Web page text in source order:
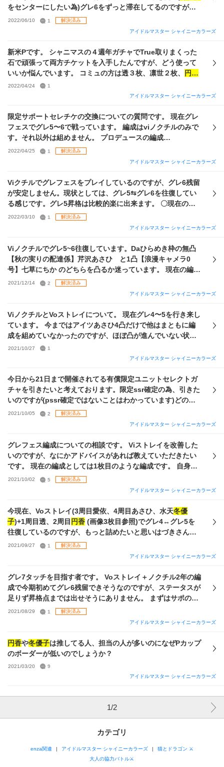
ったのですが、めいちゃんのSSRプロデュースアイドルはア
イドルロードしか所持していなくて悩んでいます。 フェスア
イドルはSTEPでの育成ばかりなので、GRADで育成すればま
ので、よければ教えてください。
したいと思います。ついでに次のセレチケや復刻の時の為
をセンターにしたい為)グレ6をずっと滞在してるのですが、
今回のハシルウマが思っていたより高性能な為、使ってしま
持しており、恒常であることを考慮しても視野に入れてしま
います 今回のガシャに関してはスタンプシート等も無い為、
無償ガシャは回さないつもりです VoとViに関しては、夏空へ
が出ません それを差し置いても先にこっちにすべきだろ！等
のない昔のカードに関しては未所持目立ちますが、ほとんど
ある状態です 助言いただければ幸いです。
2022/06/10 1
解決済み
アイドルマスター シャイニーカラーズ
新米Pです。 シャニマスの４週年ガチャでTrue取りまくった
石で頑張って両方チケットを入手したんですが、どう使って
いいか悩んでいます。 コミュの方は透３枚、凛世２枚、
円香
１枚 編成の方は甘奈２枚、恋鐘１枚、
上です。 持っているのも考えてどれを取ったらいいか教えて
2022/04/24
1
アイドルマスター シャイニーカラーズ
限定サポートセレチケの交換についての質問です。 現在グレ
フェスでグレ5〜6で戦っています。 編成はviノクチルのみで
す。それ以外は組めません。 プロデュースの編成
Ce【TRICK★★★】市川雛菜完凸 Le 【われにかへれ】杜野
円香 完凸 Da【手のひら
じ結びますか】福丸小糸も無凸ですが所持しています。 サポ
ートの編成 Voひらめき 【雨情】樋口
円香完凸円香のみ【ス
パイシーベリィーデコレイト】黛冬優子1凸 Daひらめき 【秋
式】風野灯織、1凸 【᙭−DAY】緋田美琴完凸 Meひらめき
【pooool】浅倉透、【LATE】緋田美琴です。 Viノクチルを
やる場合どちらを取るといいですか? また、その2つ以外で優
先すべきカードもあれば教えてください。 現在所持している
サポートSSRカードを貼っています。 サポートはづきさんは
3枚余っています。 よろしくお願いいたします。
2022/04/25 1
解決済み
アイドルマスター シャイニーカラーズ
Viクチルでグレフェスをプレイしているのですが、グレ6残留
が安定しません。現状としては、グレ5⇆グレ6を往復してい
る感じです。グレ5昇格は比較的楽に出来ます。 〇現在の手
札は Le:ピトス 円香完凸 Ce:trick雛菜 完凸 Vi:おみくじ小糸
完凸 と、無凸のつづく透・不機嫌あさひです。 (透には配達
の関係で入れてます。 〇はづきさんは P×1 S×1 で、シール
100枚所持しているので、どちらか片方1枚なら交換できま
す。 〇サポートは Voひらめき:デコレイト 冬優子
(3凸)lv75
ひらめき:方程式灯織(完凸)lv80 闇鍋摩美々(完凸)lv75 Pool透
(無凸)lv60 Meひらめき:思い出小糸(3凸)lv75 ジェリー夏葉(3
摩美々me小糸 雛菜:vo
冬優子 daあさひvi灯織・摩美々me小
糸 小糸:vo
冬優子daあさひvi灯織・透me夏葉 透:vo冬優子da
あさひvi灯織・摩美々me小糸 あさひ:vo冬優子 da雛菜vi灯
織・摩美々me小糸 として、それぞれ絆を2つ取る事が出来る
ようにしています。 その他の所持ssrサポートカードは画像
印象派凛世(2凸) シエスタめぐる(完凸) あさひと凛世は思い出
加速で、シエスタはlsが必ず最初にvi3.5倍興味1.15倍で、そ
れぞれ使えそうな感じがするため備考に書きました。小糸は
一応所持しているので、仮に使用率ボーナス的に変更した方
方が良い等ございましたら、教えてください。長文で読みに
くいと思いますが、よろしくお願いします。
2022/03/10 1
解決済み
アイドルマスター シャイニーカラーズ
Viノクチルでグレ5~6往復しています。Daひらめき枠の無凸
【秋の実りの配達係】芹沢あさひ と1凸【浪漫キャメラ0
号】七草にちか のどちらを凸るか迷っています。 現在の編成
を載せます。 プロデュース 完凸【TRICK☆☆☆】市川雛菜
無凸【ポシェットの中に
ここのうた】杜野凛世 サポート Vi枠 完凸【永遠の方程式】
風野灯織、完凸【闇鍋上等】田中摩美々 Vo枠 無凸【スパイ
シーベリィデコレイト】黛冬優子 Me枠 1凸【思い出にもなら
【杜野凛世の印象派】杜野凛世 を入手できますが、そうする
2021/12/14 2
解決済み
アイドルマスター シャイニーカラーズ
ViノクチルとVoストレイについて。 現在グレ4〜5を行き来し
ています。 今まではアイツあさひ4凸だけで他はまともに編
成を組めていなかったのですが、ほぼ凸が進んでいない状態
から始めるなら、どのカードの育成を優先すべきでしょう
ッターチャンス愛依無凸、スターリン冬優子 未所持 画像は所
持している限定pSSRとsSSR、現在検討中のViノクチル、Vo
ストレイです。 ガシャはストレイの時に回すことが多いで
不慣れで分かりづらいかもしれませんが、よろしければアド
2021/10/27
1
アイドルマスター シャイニーカラーズ
今日から21日まで開催されてる有償限定ユニットセレクトガ
チャを引きたいと考えております。限定ssr確定の為、引きた
いのですが(pssr確定ではないことはわかっています)どのユ
ニットを選ぶのが、pssrが出やすいでしょうか？ 好きなキャ
ラはもちろんおります。 アンティーカ 恋鐘 放クラ 夏葉 アル
透 限定だとこの辺りが欲しいなと思ってます。 人数が少ない
ユニットを選ぶのがいいんでしょうか？ pssr、sssrの数も考
えて教えていただきたいです。
2021/10/05 2
解決済み
アイドルマスター シャイニーカラーズ
グレフェス編成についての相談です。 Viストレイを改善した
いのですが、なにかアドバイスがあれば教えていただきたい
です。 現在の編成としては1枚目のような編成です。 自身で
考えている改善案としては、 1. アイドルピースが溜まり次第
Le枠に印象派凛世4凸を編成 2. sSSR特訓はづきさんが手に
次第ONSTAGE? 冬優子 4凸を目指す 現在の円香
の枠が腐り気
味なので他のアイドルを代わりに編成したいのですが、現在
の手持ちではどれも変わらないように感じてしまい悩んでい
悩んでいます。 【今のうちは走らない】愛依の取得も考えた
のですが、4凸まで遠いのといずれVi愛依が来ることを考える
すすめのpSSR、sSSRがありましたら是非お願いします。 そ
の他些細な事でもアドバイスいただけたら大変嬉しいです。
以上、よろしくお願いします。
2021/10/02 5
解決済み
アイドルマスター シャイニーカラーズ
今現在、Voストレイ(3周目愛依、4周目あさひ、水天冬優
子)+1周目透、2周目 円香 (画像3枚目参照)でグレ4↔グレ5を
往復しているのですが、もっと詰めたいと思いはづきさんを2
枚作れるのでおすすめのはづきさん使用先を教えていただき
たく質問させていただきました。 ご教授いただけますと幸い
ら重ねた方がいいか、復刻ピックアップの狙い目などもアド
バイスいただけますとありがたいです。
2021/09/27 1
解決済み
アイドルマスター シャイニーカラーズ
グレ7タッチを目指す者です。 Voストレイ＋ノクチル2年の編
成で今期初めてグレ6残留できそうなのですが、ステータスが
足りず昇格点までは出せそうにありません。 まずはサポの凸
を進めることが第一だと思うのですが、GRADの編成と立ち
回りを改善すればもう少しステあがるのかなと思っていま
いのステータスを目指せるものでしょうか。 今まで作った
中でいちばん強いのがメイドあさひで特化1400後半です。
ひらめきは特化2・他1、LeのみMe2・他1で、S1はD、2~4は
・透。 Vo放クラがそこそこ揃っているた
。 Viひらめきは上限とバフ目当てでス
ペンサー甘奈を使っているんですが、お菓子の方が良いでし
ょうか。 ③優先的に凸させた方がいいサポはどれでしょう
2021/08/29 1
解決済み
アイドルマスター シャイニーカラーズ
円香や冬優子は推してる人、担当の人が多いのになぜPカップ
のボーダーが低いのでしょうか？
2021/03/20
9
アイドルマスター シャイニーカラーズ
1/2
カテゴリ
enza関連 アイドルマスター シャイニーカラーズ
猫とドラゴン ⚔
大人の協力バトル⚔